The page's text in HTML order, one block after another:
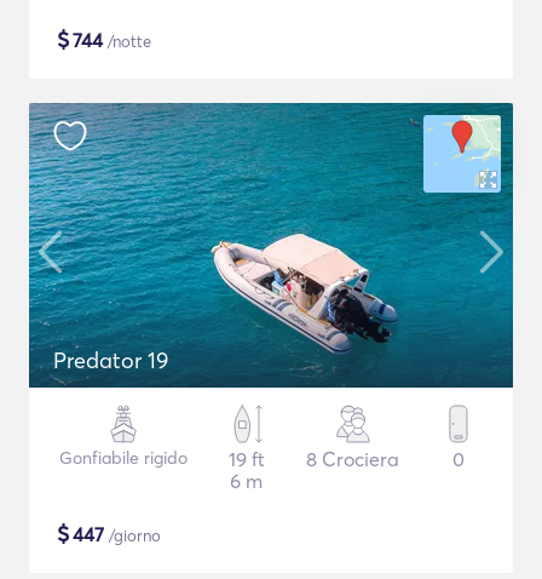
$744/notte
Predator 19
Gonfiabile rigido
19 ft
6 m
8 Crociera 0
$447 /giorno